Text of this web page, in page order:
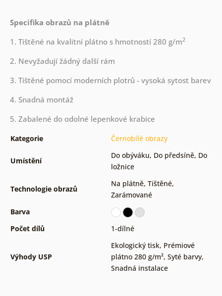
Specifika obrazů na plátně
1. Tištěné na kvalitní plátno s hmotností 280 g/m2
2. Nevyžadují žádný další rám
3. Tištěné pomocí moderních plotrů - vysoká sytost barev
4. Snadná montáž
5. Zabalené do odolné lepenkové krabice
Kategorie Černobílé obrazy
Umístění
Do obýváku, Do předsíně, Do
ložnice
Technologie obrazů
Na plátně, Tištěné,
Zarámované
Barva
Počet dílů
1-dílné
Výhody USP
Ekologický tisk, Prémiové
plátno 280 g/m², Syté barvy,
Snadná instalace